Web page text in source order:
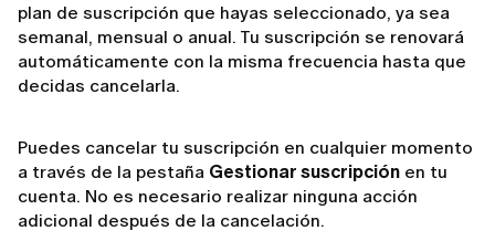
plan de suscripción que hayas seleccionado, ya sea
semanal, mensual o anual. Tu suscripción se renovará
automáticamente con la misma frecuencia hasta que
decidas cancelarla.
Puedes cancelar tu suscripción en cualquier momento
a través de la pestaña Gestionar suscripción en tu
cuenta. No es necesario realizar ninguna acción
adicional después de la cancelación.